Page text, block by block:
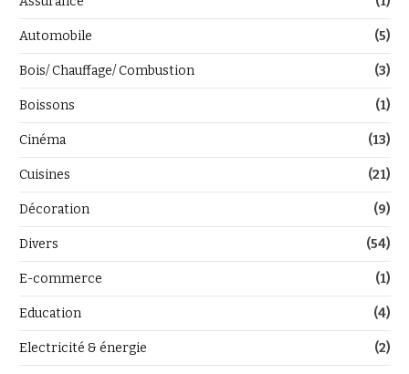
Automobile (5)
Bois/ Chauffage/ Combustion (3)
Boissons (1)
Cinéma (13)
Cuisines (21)
Décoration (9)
Divers (54)
E-commerce (1)
Education (4)
Electricité & énergie (2)